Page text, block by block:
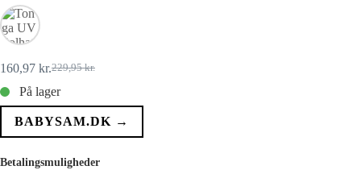
229,95kr.
Den
oprindelige
pris
var:
160,97 kr.Den
aktuelle
pris
er:
På lager
BABYSAM.DK →
Betalingsmuligheder